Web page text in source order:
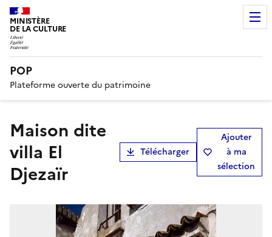
MINISTÈRE
DE LA CULTURE
POP
Plateforme ouverte du patrimoine
maison dite
villa El
Djezaïr
Télécharger
Ajouter
à ma
sélection